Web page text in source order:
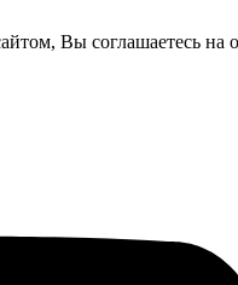
Вы соглашаетесь